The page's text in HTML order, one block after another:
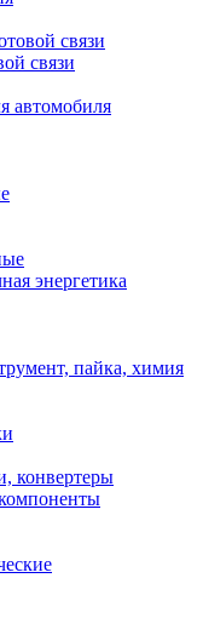
связи
автомобиля
энергетика
пайка, химия
конвертеры